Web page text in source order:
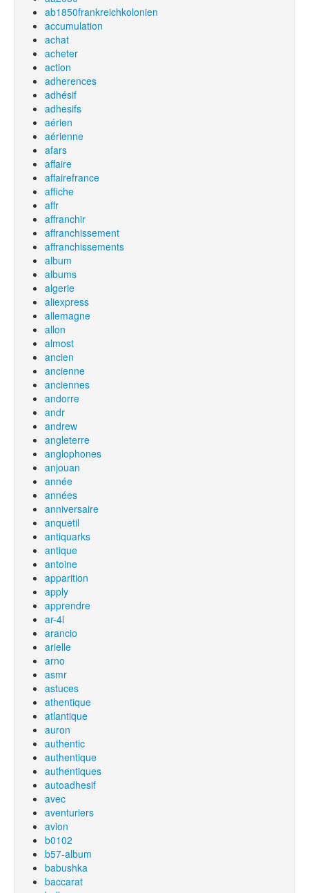
ab1850frankreichkolonien
accumulation
achat
acheter
action
adherences
adhésif
adhesifs
aérien
aérienne
afars
affaire
affairefrance
affiche
affr
affranchir
affranchissement
affranchissements
album
albums
algerie
aliexpress
allemagne
allon
almost
ancien
ancienne
anciennes
andorre
andr
andrew
angleterre
anglophones
anjouan
année
années
anniversaire
anquetil
antiquarks
antique
antoine
apparition
apply
apprendre
ar-4l
arancio
arielle
arno
asmr
astuces
athentique
atlantique
auron
authentic
authentique
authentiques
autoadhesif
avec
aventuriers
avion
b0102
b57-album
babushka
baccarat